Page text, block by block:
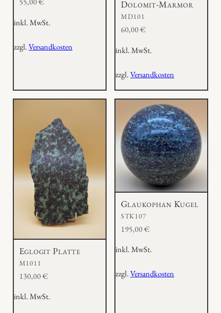
inkl. MwSt.
zzgl.Versandkosten
Dolomit-Marmor
MD101
60,00€
inkl. MwSt.
zzgl.Versandkosten
Eglogit Platte
M1011
130,00€
inkl. MwSt.
Glaukophan Kugel
STK107
195,00€
inkl. MwSt.
zzgl.Versandkosten